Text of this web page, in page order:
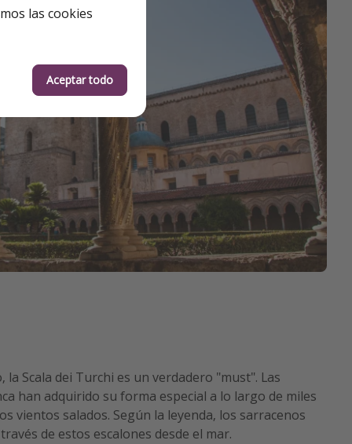
la Scala dei Turchi es un verdadero "must". Las
han adquirido su forma especial a lo largo de miles
vientos salados. Según la leyenda, los sarracenos
de estos escalones desde el mar.
las cookies
Aceptar todo